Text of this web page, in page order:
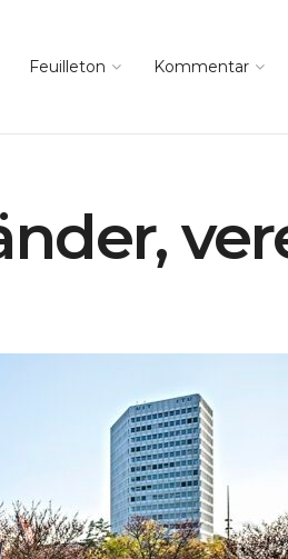
Feuilleton Kommentar